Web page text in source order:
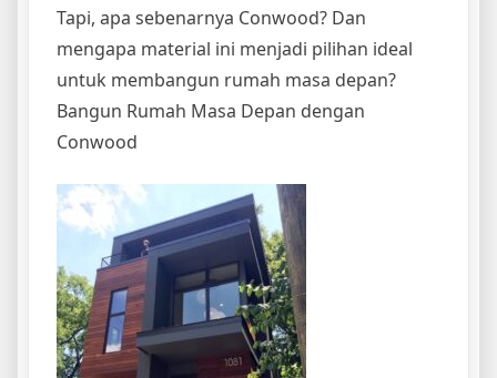
Tapi, apa sebenarnya Conwood? Dan
mengapa material ini menjadi pilihan ideal
untuk membangun rumah masa depan?
Bangun Rumah Masa Depan dengan
Conwood